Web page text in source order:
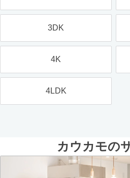
3DK
4K
4LDK
カウカモの